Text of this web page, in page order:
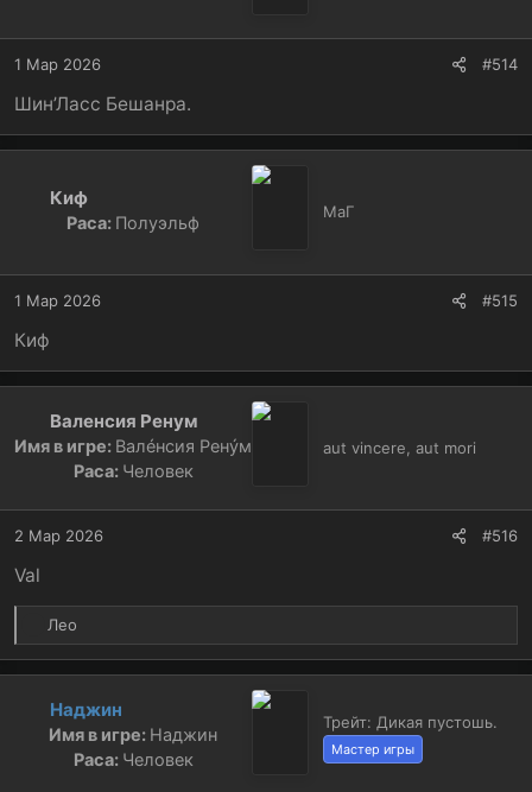
1 Мар 2026 #514
Шин’Ласс Бешанра.
Киф
Раса: Полуэльф
МаГ
1 Мар 2026 #515
Киф
Валенсия Ренум
Имя в игре: Валéнсия Ренýм
Раса: Человек
aut vincere, aut mori
2 Мар 2026 #516
Val
Р
е
ц
и
Лео
Наджин
Имя в игре: Наджин
Раса: Человек
Трейт: Дикая пустошь.
Мастер игры